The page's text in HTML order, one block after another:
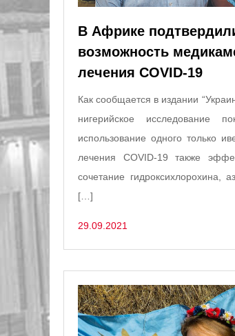
В Африке
возможность
лечения COVID-19
Как сообщается в издании
нигерийское исследование
использование одного только
лечения COVID-19 также
сочетание гидроксихлорохина,
[…]
29.09.2021